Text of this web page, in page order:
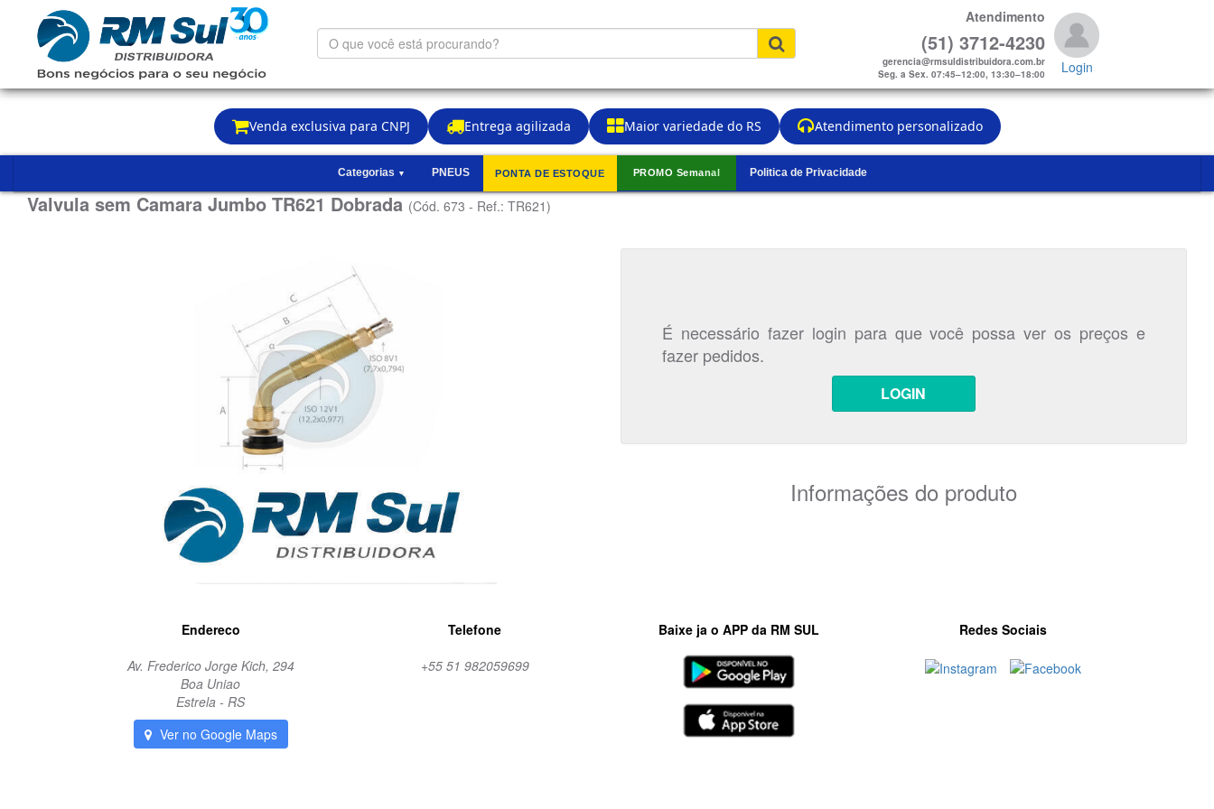
Venda exclusiva para CNPJ Entrega agilizada Maior variedade do RS Atendimento personalizado
O
que
está
procurando?
Atendimento
(51) 3712-4230
gerencia@rmsuldistribuidora.com.br
Seg. a Sex. 07:45–12:00, 13:30–18:00
Login
Categorias ▼ PNEUS PONTA DE ESTOQUE PROMO Semanal Politica de Privacidade
Valvula sem Camara Jumbo TR621 Dobrada(Cód. 673 - Ref.: TR621)
É necessário fazer login para que você possa ver os preços e
fazer pedidos.
LOGIN
Informações do produto
Endereco
Av. Frederico Jorge Kich, 294
Boa Uniao
Estrela - RS
Ver no Google Maps
Telefone
+55 51 982059699
Baixe ja o APP da RM SUL Redes Sociais